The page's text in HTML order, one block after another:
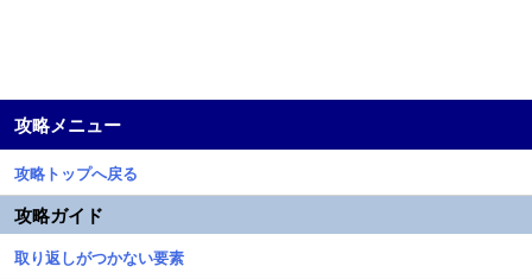
攻略メニュー
攻略トップへ戻る
攻略ガイド
取り返しがつかない要素